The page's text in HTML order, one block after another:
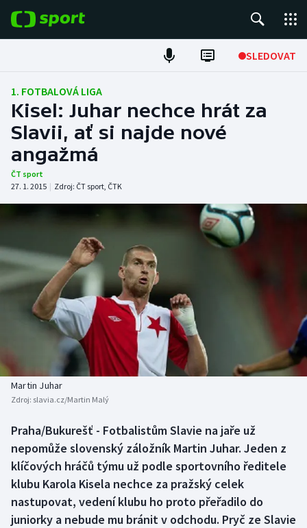
SLEDOVAT
Fotbal
Hokej
Tenis
Atletika
Cyklistika
DALŠÍ SPORTY
Americký fotbal
Baseball a softbal
Basketbal
Biatlon
Box
Curling
Dostihy
NEPŘEHLÉDNĚTE
Soutěže
Historické návraty
Aplikace ČT sport
1. FOTBALOVÁ LIGA
Kisel: Juhar nechce hrát za
Slavii, ať si najde nové
angažmá
ČT sport
27. 1. 2015 | Zdroj: ČT sport, ČTK
Martin Juhar
Zdroj: slavia.cz/Martin Malý
Praha/Bukurešť - Fotbalistům Slavie na jaře už
nepomůže slovenský záložník Martin Juhar. Jeden z
klíčových hráčů týmu už podle sportovního ředitele
klubu Karola Kisela nechce za pražský celek
nastupovat, vedení klubu ho proto přeřadilo do
juniorky a nebude mu bránit v odchodu. Pryč ze Slavie